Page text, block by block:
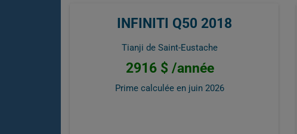
INFINITI Q50 2018
Tianji de Saint-Eustache
2916 $ /année
Prime calculée en juin 2026